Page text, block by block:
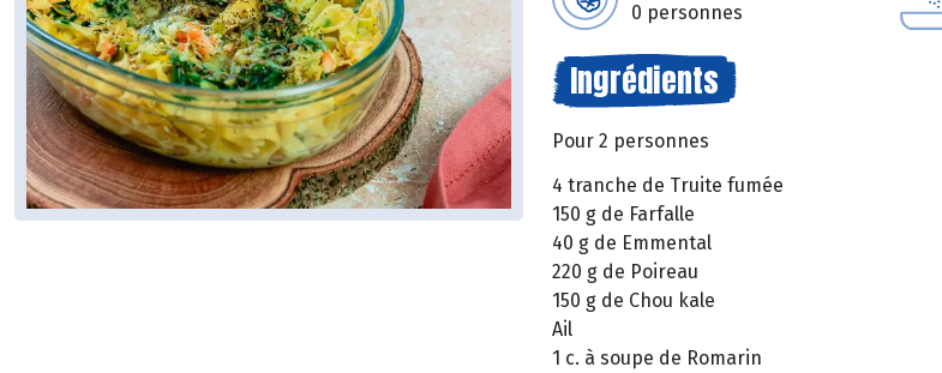
0 personnes
Ingrédients
Pour 2 personnes
4 tranche de Truite fumée
150 g de Farfalle
40 g de Emmental
220 g de Poireau
150 g de Chou kale
Ail
1 c. à soupe de Romarin